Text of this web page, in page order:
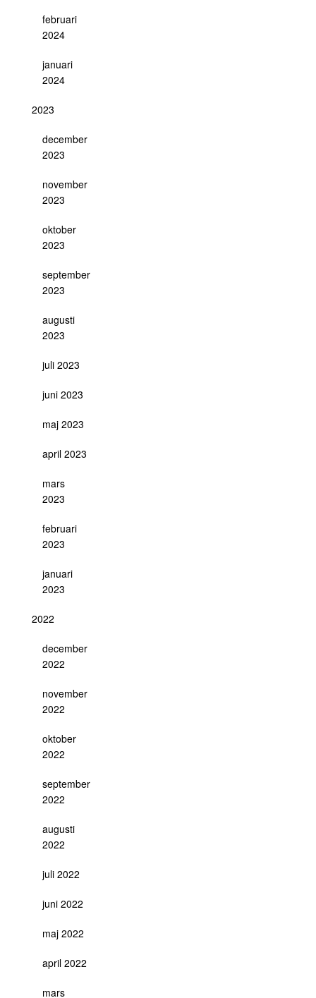
februari
2024
januari
2024
2023
december
2023
november
2023
oktober
2023
september
2023
augusti
2023
juli 2023
juni 2023
maj 2023
april 2023
mars
2023
februari
2023
januari
2023
2022
december
2022
november
2022
oktober
2022
september
2022
augusti
2022
juli 2022
juni 2022
maj 2022
april 2022
mars